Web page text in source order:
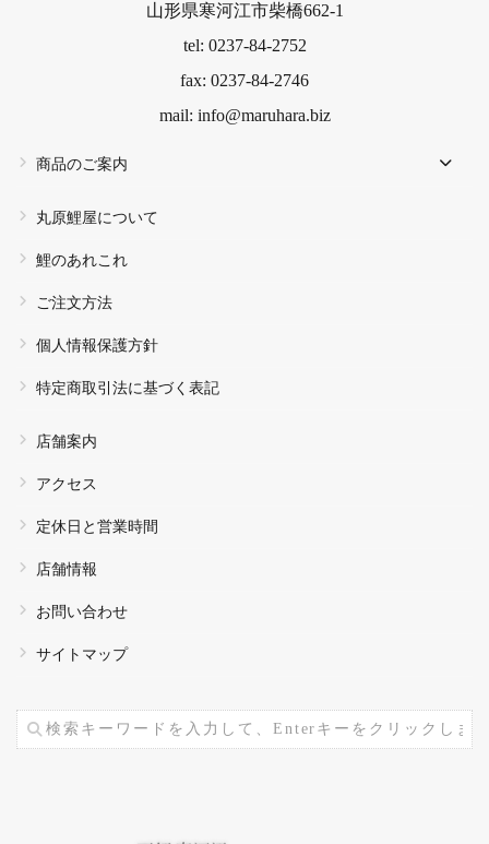
山形県寒河江市柴橋662-1
tel: 0237-84-2752
fax: 0237-84-2746
mail: info@maruhara.biz
商品のご案内
丸原鯉屋について
鯉のあれこれ
ご注文方法
個人情報保護方針
特定商取引法に基づく表記
店舗案内
アクセス
定休日と営業時間
店舗情報
お問い合わせ
サイトマップ